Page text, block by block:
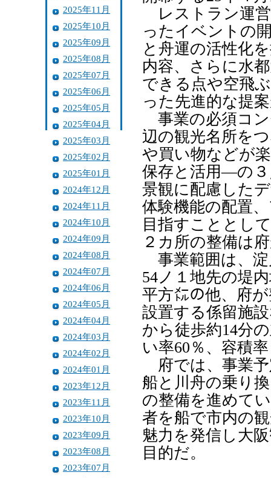
2025年11月
2025年10月
2025年09月
2025年08月
2025年07月
2025年06月
2025年05月
2025年04月
2025年03月
2025年02月
2025年01月
2024年12月
2024年11月
2024年10月
2024年09月
2024年08月
2024年07月
2024年06月
2024年05月
2024年04月
2024年03月
2024年02月
2024年01月
2023年12月
2023年11月
2023年10月
2023年09月
2023年08月
2023年07月
レストラン運
ったイベントの
と舟運の活性化
内容、さらに水
できる点や空飛
った先進的な提
事業の必須コ
辺の観光名所を
や買い物などが
保存と活用―の３
景観に配慮した
体験機能の配置
目指すこととし
２カ所の整備は
事業範囲は、淀
54ノ１地先の堤
平方㍍の他、府
設置する係留施
から徒歩約14分
い率60％、容積
府では、事業予
船と川舟の乗り
の整備を進めて
者を船で市内の
魅力を発信し大
目的だ。